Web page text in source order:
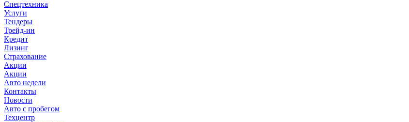
Спецтехника
Услуги
Тендеры
Трейд-ин
Кредит
Лизинг
Страхование
Акции
Акции
Авто недели
Контакты
Новости
Авто с пробегом
Техцентр